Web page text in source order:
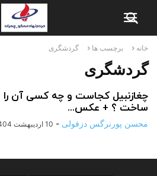
خانه برچسب ها گردشگری
گردشگری
چغازنبیل کجاست و چه کسی آن را
ساخت ؟ + عکس...
محسن پورنرگس دزفولی - 10 اردیبهشت 1404